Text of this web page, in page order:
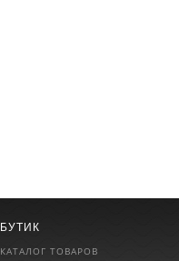
БУТИК
КАТАЛОГ ТОВАРОВ